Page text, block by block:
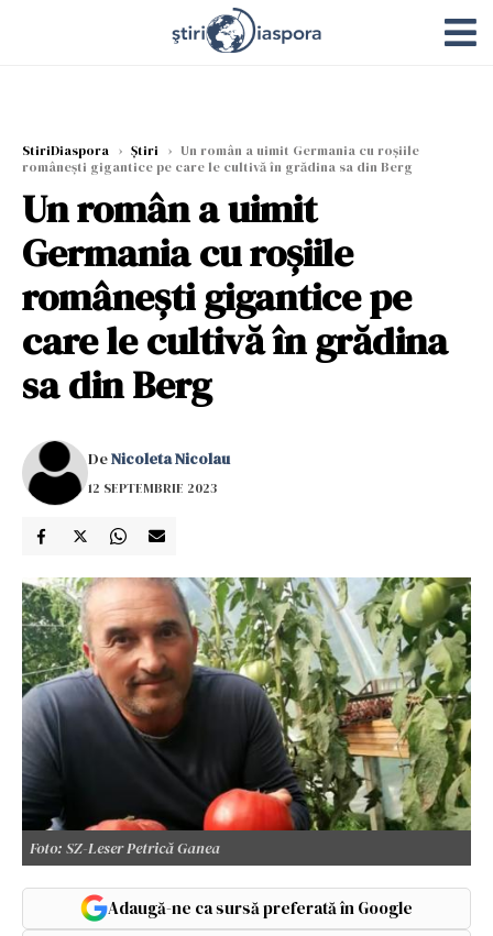
StiriDiaspora › Știri › Un român a uimit Germania cu roșiile
românești gigantice pe care le cultivă în grădina sa din Berg
Un român a uimit
Germania cu roșiile
românești gigantice pe
care le cultivă în grădina
sa din Berg
DeNicoleta Nicolau
12 SEPTEMBRIE 2023
Foto: SZ-Leser Petrică Ganea
Adaugă-ne ca sursă preferată în Google